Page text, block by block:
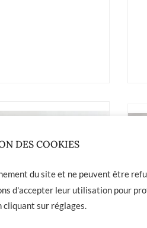
DES COOKIES
du site et ne peuvent être
d'accepter leur utilisation pour
cliquant sur réglages.